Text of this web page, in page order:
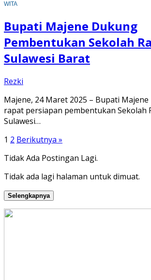
WITA
Bupati Majene Dukung
Pembentukan Sekolah
Sulawesi Barat
Rezki
Majene, 24 Maret 2025 – Bupati
rapat persiapan pembentukan Sekolah
Sulawesi…
Paginasi
pos
1 2 Berikutnya »
Tidak Ada Postingan Lagi.
Tidak ada lagi halaman untuk dimuat.
Selengkapnya